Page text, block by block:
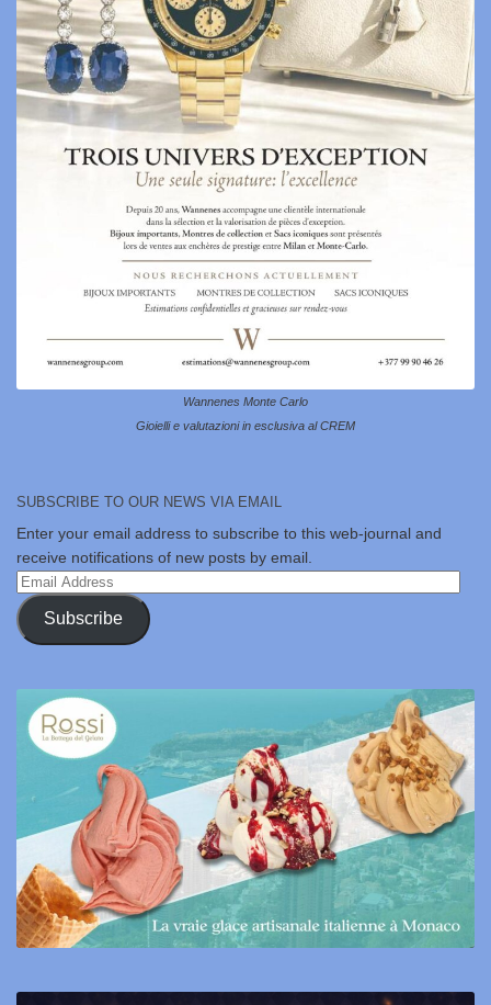
Wannenes Monte Carlo
Gioielli e valutazioni in esclusiva al CREM
SUBSCRIBE TO OUR NEWS VIA EMAIL
Enter your email address to subscribe to this web-journal and
receive notifications of new posts by email.
Email
Address
Subscribe